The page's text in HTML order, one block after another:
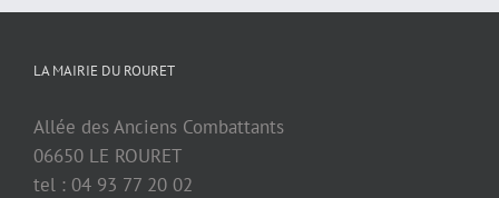
LA MAIRIE DU ROURET
Allée des Anciens Combattants
06650 LE ROURET
tel : 04 93 77 20 02